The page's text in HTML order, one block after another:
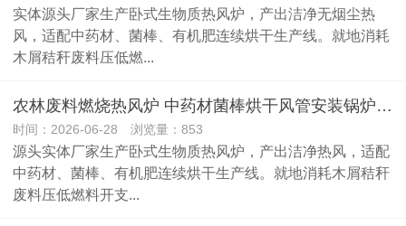
实体源头厂家生产卧式生物质热风炉，产出洁净无烟尘热
风，适配中药材、菌棒、有机肥连续烘干生产线。就地消耗
木屑秸秆废料压低燃...
农林废料燃烧热风炉 中药材菌棒烘干风管安装锅炉厂家
时间：2026-06-28 浏览量：853
源头实体厂家生产卧式生物质热风炉，产出洁净热风，适配
中药材、菌棒、有机肥连续烘干生产线。就地消耗木屑秸秆
废料压低燃料开支...